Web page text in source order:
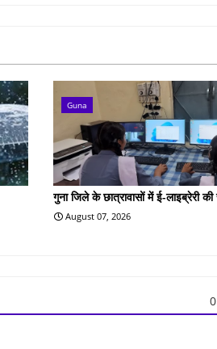
Guna
गुना जिले के छात्रावासों में ई-लाइब्रेरी
August 07, 2026